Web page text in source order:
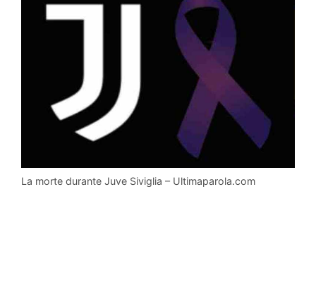
La morte durante Juve Siviglia – Ultimaparola.com